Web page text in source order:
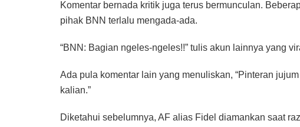
Komentar bernada kritik juga terus bermunculan.
pihak BNN terlalu mengada-ada.
“BNN: Bagian ngeles-ngeles!!” tulis akun lainnya yang
Ada pula komentar lain yang menuliskan, “Pinteran
kalian.”
Diketahui sebelumnya, AF alias Fidel diamankan saat